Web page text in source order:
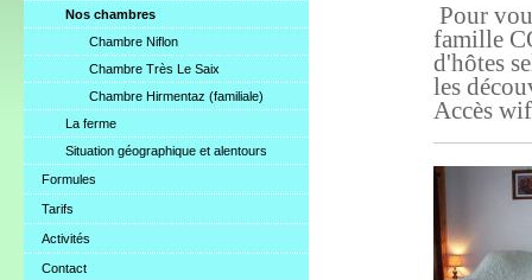
Pour
famille
d'hôtes
les
Accès
Nos chambres
Chambre Niflon
Chambre Très Le Saix
Chambre Hirmentaz (familiale)
La ferme
Situation géographique et alentours
Formules
Tarifs
Activités
Contact